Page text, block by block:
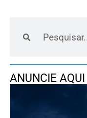
ANUNCIE AQUI